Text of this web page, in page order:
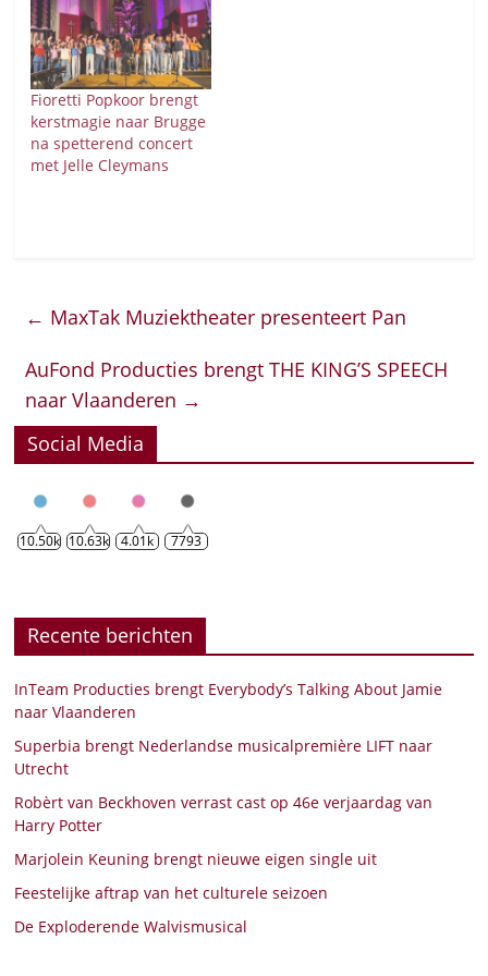
Fioretti Popkoor brengt
kerstmagie naar Brugge
na spetterend concert
met Jelle Cleymans
← MaxTak Muziektheater presenteert Pan
AuFond Producties brengt THE KING’S SPEECH
naar Vlaanderen →
Social Media
10.50k 10.63k 4.01k 7793
Recente berichten
InTeam Producties brengt Everybody’s Talking About Jamie
naar Vlaanderen
Superbia brengt Nederlandse musicalpremière LIFT naar
Utrecht
Robèrt van Beckhoven verrast cast op 46e verjaardag van
Harry Potter
Marjolein Keuning brengt nieuwe eigen single uit
Feestelijke aftrap van het culturele seizoen
De Exploderende Walvismusical